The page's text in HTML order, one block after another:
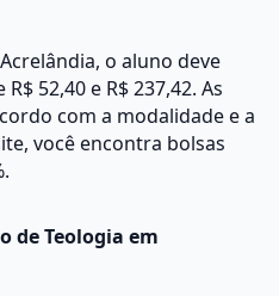
o aluno deve
52,40 e R$ 237,42. As
com a modalidade e a
você encontra bolsas
de Teologia em